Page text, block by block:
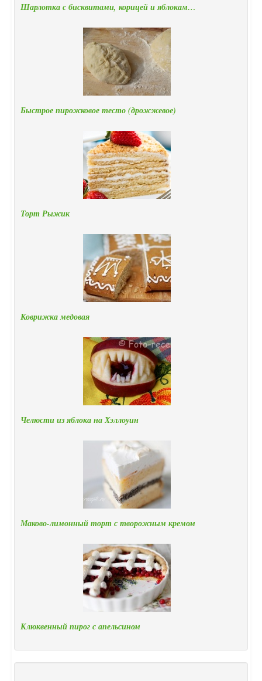
Шарлотка с бисквитами, корицей и яблокам…
Быстрое пирожковое тесто (дрожжевое)
Торт Рыжик
Коврижка медовая
Челюсти из яблока на Хэллоуин
Маково-лимонный торт с творожным кремом
Клюквенный пирог с апельсином